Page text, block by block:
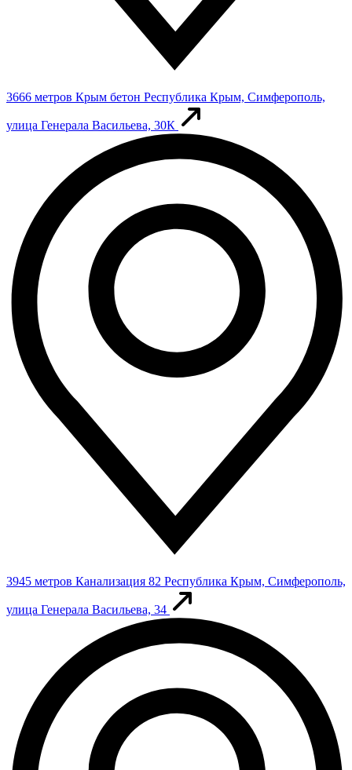
3666 метров Крым бетон Республика Крым, Симферополь,
улица Генерала Васильева, 30К
3945 метров Канализация 82 Республика Крым, Симферополь,
улица Генерала Васильева, 34